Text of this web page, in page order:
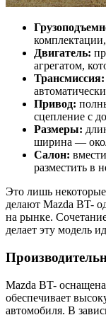
Двигатель:
агрегатом,
Трансмиссия:
Привод:
сцепление с
Размеры:
ширина —
Салон:
разместить в
Это лишь
делают Mazda BT-
на рынке.
делает эту модель
Mazda BT-
обеспечивает
автомобиля. В